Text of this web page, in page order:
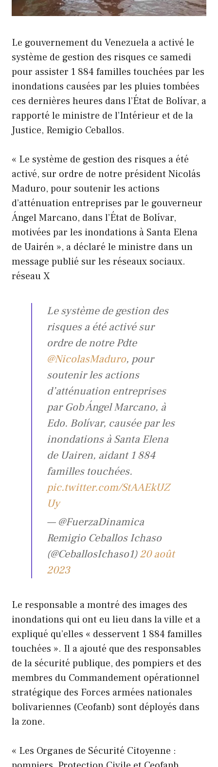
Le gouvernement du Venezuela a activé le
système de gestion des risques ce samedi
pour assister 1 884 familles touchées par les
inondations causées par les pluies tombées
ces dernières heures dans l’État de Bolívar, a
rapporté le ministre de l’Intérieur et de la
Justice, Remigio Ceballos.
« Le système de gestion des risques a été
activé, sur ordre de notre président Nicolás
Maduro, pour soutenir les actions
d’atténuation entreprises par le gouverneur
Ángel Marcano, dans l’État de Bolívar,
motivées par les inondations à Santa Elena
de Uairén », a déclaré le ministre dans un
message publié sur les réseaux sociaux.
réseau X
Le système de gestion des
risques a été activé sur
ordre de notre Pdte
@NicolasMaduro, pour
soutenir les actions
d’atténuation entreprises
par Gob Ángel Marcano, à
Edo. Bolívar, causée par les
inondations à Santa Elena
de Uairen, aidant 1 884
familles touchées.
pic.twitter.com/StAAEkUZ
Uy
— @FuerzaDinamica
Remigio Ceballos Ichaso
(@CeballosIchaso1)20 août
2023
Le responsable a montré des images des
inondations qui ont eu lieu dans la ville et a
expliqué qu’elles « desservent 1 884 familles
touchées ». Il a ajouté que des responsables
de la sécurité publique, des pompiers et des
membres du Commandement opérationnel
stratégique des Forces armées nationales
bolivariennes (Ceofanb) sont déployés dans
la zone.
« Les Organes de Sécurité Citoyenne :